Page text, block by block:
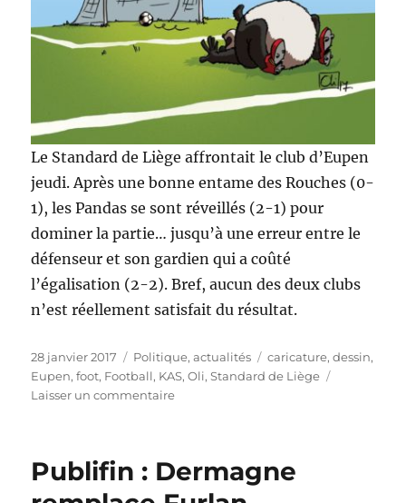
Le Standard de Liège affrontait le club d’Eupen
jeudi. Après une bonne entame des Rouches (0-
1), les Pandas se sont réveillés (2-1) pour
dominer la partie… jusqu’à une erreur entre le
défenseur et son gardien qui a coûté
l’égalisation (2-2). Bref, aucun des deux clubs
n’est réellement satisfait du résultat.
Publié
le
28 janvier 2017 Catégories
Politique, actualités Étiquettes
caricature,dessin,
Eupen,foot, Football, KAS,Oli,Standard de Liège
Laisser un commentairesur
le
Publifin : Dermagne